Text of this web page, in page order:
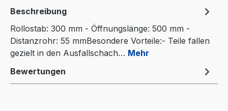
Beschreibung
Rollostab: 300 mm - Öffnungslänge: 500 mm -
Distanzrohr: 55 mmBesondere Vorteile:- Teile fallen
gezielt in den Ausfallschach… Mehr
Bewertungen